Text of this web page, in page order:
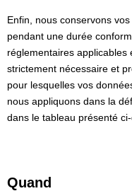
Enfin, nous conservons
pendant une durée
réglementaires
strictement nécessaire et
pour lesquelles vos
nous appliquons dans la
dans le tableau présenté ci-
Quand